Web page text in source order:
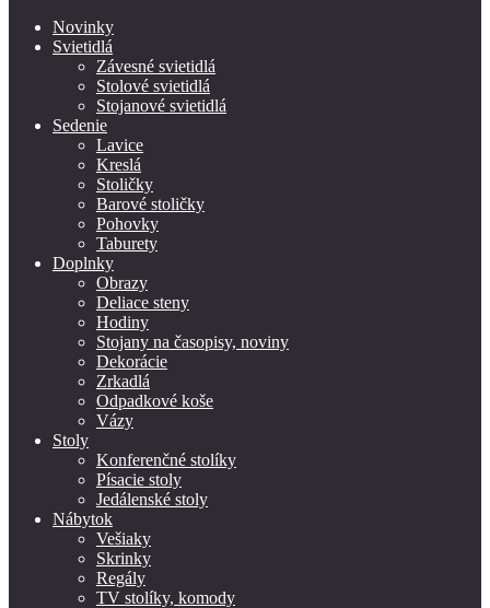
Novinky
Svietidlá
Závesné svietidlá
Stolové svietidlá
Stojanové svietidlá
Sedenie
Lavice
Kreslá
Stoličky
Barové stoličky
Pohovky
Taburety
Doplnky
Obrazy
Deliace steny
Hodiny
Stojany na časopisy, noviny
Dekorácie
Zrkadlá
Odpadkové koše
Vázy
Stoly
Konferenčné stolíky
Písacie stoly
Jedálenské stoly
Nábytok
Vešiaky
Skrinky
Regály
TV stolíky, komody